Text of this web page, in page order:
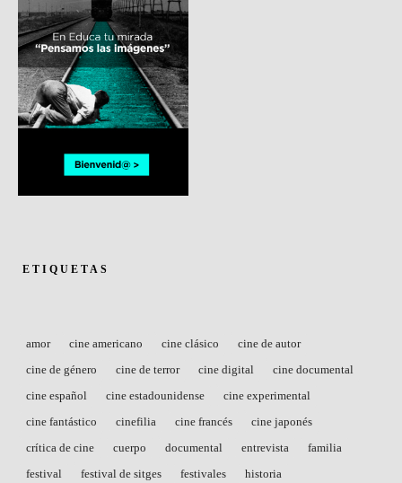
ETIQUETAS
amor cine americano cine clásico
cine de autor
cine de género
cine de terror cine digital
cine documental
cine español
cine estadounidense
cine experimental
cine fantástico
cinefilia cine francés
cine japonés
crítica de cine
cuerpo documental entrevista
familia
festival
festival de sitges festivales
historia